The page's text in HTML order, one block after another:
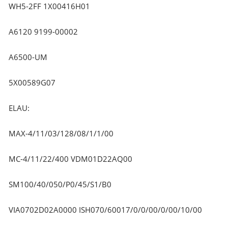
WH5-2FF 1X00416H01
A6120 9199-00002
A6500-UM
5X00589G07
ELAU:
MAX-4/11/03/128/08/1/1/00
MC-4/11/22/400 VDM01D22AQ00
SM100/40/050/P0/45/S1/B0
VIA0702D02A0000 ISH070/60017/0/0/00/0/00/10/00